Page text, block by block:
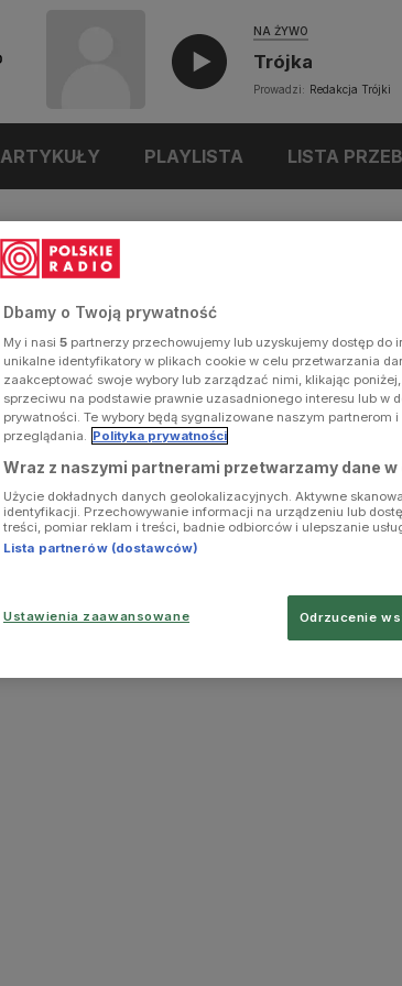
NA ŻYWO
Trójka
Prowadzi: Redakcja Trójki
ARTYKUŁY PLAYLISTA LISTA
Dbamy o Twoją prywatność
My i nasi 5 partnerzy przechowujemy lub uzyskujemy dostęp do
unikalne identyfikatory w plikach cookie w celu przetwarzania
zaakceptować swoje wybory lub zarządzać nimi, klikając
sprzeciwu na podstawie prawnie uzasadnionego interesu lub w
prywatności. Te wybory będą sygnalizowane naszym partnerom i
przeglądania. Polityka prywatności
Wraz z naszymi partnerami przetwarzamy dane
Użycie dokładnych danych geolokalizacyjnych. Aktywne
identyfikacji. Przechowywanie informacji na urządzeniu lub
treści, pomiar reklam i treści, badnie odbiorców i ulepszanie
Lista partnerów (dostawców)
Ustawienia zaawansowane Odrzucenie